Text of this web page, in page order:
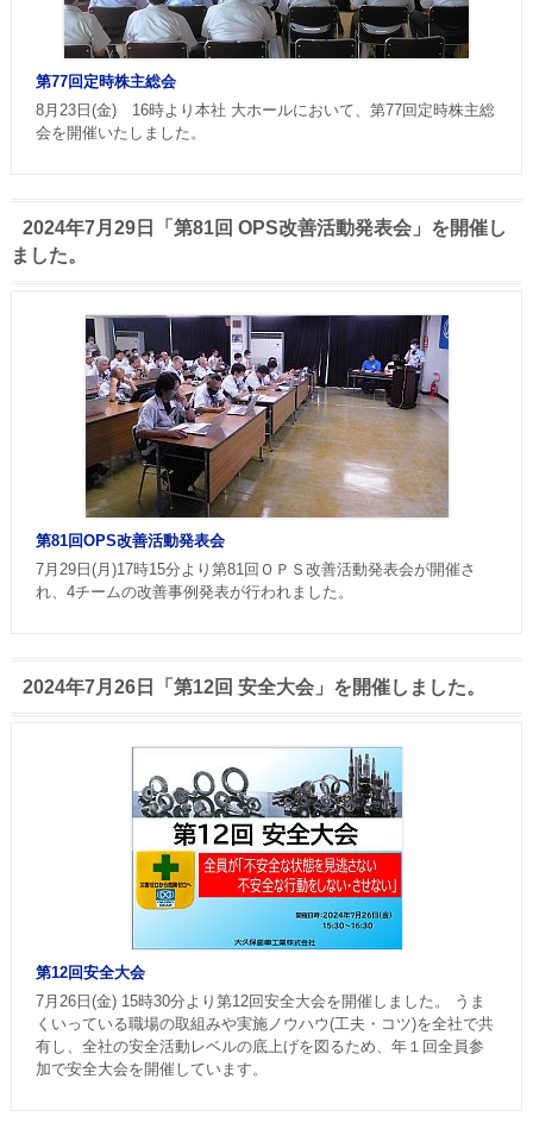
第77回定時株主総会
8月23日(金) 16時より本社 大ホールにおいて、第77回定時株主総
会を開催いたしました。
2024年7月29日「第81回 OPS改善活動発表会」を開催し
ました。
第81回OPS改善活動発表会
7月29日(月)17時15分より第81回ＯＰＳ改善活動発表会が開催さ
れ、4チームの改善事例発表が行われました。
2024年7月26日「第12回 安全大会」を開催しました。
第12回安全大会
7月26日(金) 15時30分より第12回安全大会を開催しました。 うま
くいっている職場の取組みや実施ノウハウ(工夫・コツ)を全社で共
有し、全社の安全活動レベルの底上げを図るため、年１回全員参
加で安全大会を開催しています。